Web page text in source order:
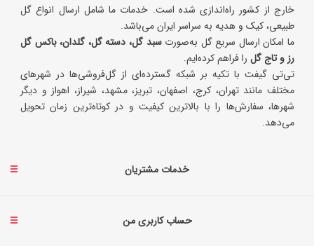
خارج از کشور راه‌اندازی شده است. خدمات ما شامل ارسال انواع گل
طبیعی، کیک و هدیه به سراسر ایران می‌باشد.
ما امکان ارسال سریع گل به‌صورتسبد گل، دسته گل، گلدان، باکس گل
رز و تاج گل را فراهم کرده‌ایم.
تی‌تی گیفت با تکیه بر شبکه گسترده‌ای از گل‌فروشی‌ها در شهرهای
مختلف مانند تهران، کرج، اصفهان، تبریز، مشهد، شیراز، اهواز و دیگر
شهرها، سفارش‌ها را با بالاترین کیفیت و در کوتاه‌ترین زمان تحویل
می‌دهد.
خدمات مشتریان
حساب کاربری من